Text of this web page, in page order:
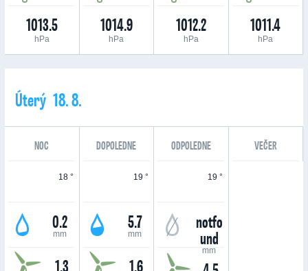
1013.5
hPa
1014.9
hPa
1012.2
hPa
1011.4
hPa
Úterý 18. 8.
NOC DOPOLEDNE ODPOLEDNE VEČER
18 °
0.2
mm
1.3
19 °
5.7
mm
1.6
19 °
notfo
und
mm